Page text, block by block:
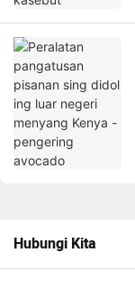
Hubungi Kita